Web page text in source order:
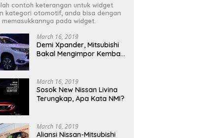
contoh keterangan untuk widget
kategori otomotif, anda bisa dengan
memasukkannya pada widget.
March 16, 2019
Demi Xpander, Mitsubishi
Bakal Mengimpor Kembali
March 16, 2019
Sosok New Nissan Livina
Terungkap, Apa Kata NMI?
March 16, 2019
Aliansi Nissan-Mitsubishi